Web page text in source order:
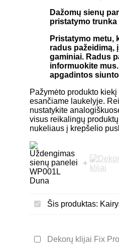
Dažomų sienų
pristatymo trunka
Pristatymo metu,
radus pažeidimą,
gaminiai. Radus
informuokite
apgadintos
Pažymėto produkto
esančiame laukelyje.
nustatykite
visus reikalingų
nukeliaus į krepšelio
Kairysis
uždengimas
WP001L
Šis produktas:
DekorųDekorų klijai Fix Pro